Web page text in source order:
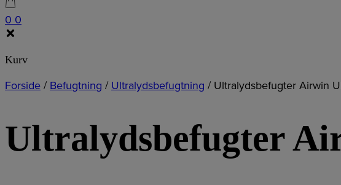
0 0
Kurv
Forside / Befugtning / Ultralydsbefugtning / Ultralydsbefugter Airwin
Ultralydsbefugter